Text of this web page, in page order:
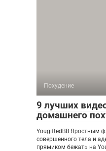
Похудение
9 лучших
домашнего
YougiftedBB Яростным
совершенного тела и
прямиком бежать на